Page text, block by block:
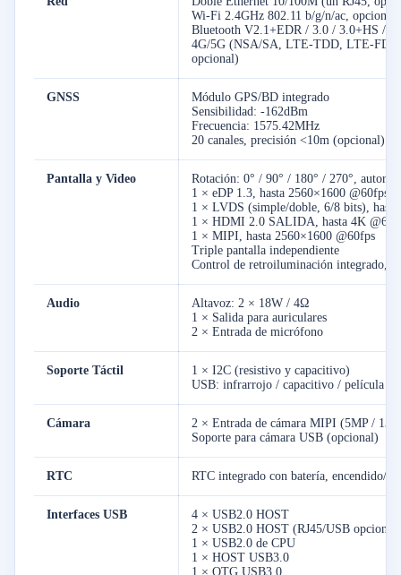
Wi-Fi 2.4GHz 802.11 b/g/n/ac, opcional
Bluetooth V2.1+EDR / 3.0 / 3.0+HS /
4G/5G (NSA/SA, LTE-TDD, LTE-
opcional)
GNSS
Módulo GPS/BD integrado
Sensibilidad: -162dBm
Frecuencia: 1575.42MHz
20 canales, precisión <10m (opcional)
Pantalla y Video
Rotación: 0° / 90° / 180° / 270°,
1 × eDP 1.3, hasta 2560×1600 @60fps,
1 × LVDS (simple/doble, 6/8 bits),
1 × HDMI 2.0 SALIDA, hasta 4K
1 × MIPI, hasta 2560×1600 @60fps
Triple pantalla independiente
Control de retroiluminación integrado,
Audio
Altavoz: 2 × 18W / 4Ω
1 × Salida para auriculares
2 × Entrada de micrófono
Soporte Táctil
1 × I2C (resistivo y capacitivo)
USB: infrarrojo / capacitivo / película
Cámara
2 × Entrada de cámara MIPI (5MP /
Soporte para cámara USB (opcional)
RTC RTC integrado con batería, encendido/
Interfaces USB
4 × USB2.0 HOST
2 × USB2.0 HOST (RJ45/USB opcional)
1 × USB2.0 de CPU
1 × HOST USB3.0
1 × OTG USB3.0